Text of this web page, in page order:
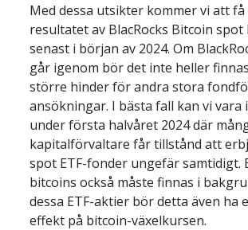
Med dessa utsikter kommer vi att
resultatet av BlacRocks Bitcoin spot
senast i början av 2024. Om
går igenom bör det inte heller
större hinder för andra stora
ansökningar. I bästa fall kan vi vara
under första halvåret 2024 där
kapitalförvaltare får tillstånd att
spot ETF-fonder ungefär samtidigt.
bitcoins också måste finnas i
dessa ETF-aktier bör detta även ha
effekt på bitcoin-växelkursen.